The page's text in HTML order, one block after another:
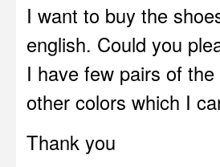
I want to buy the
english. Could you
I have few pairs of
other colors which I
Thank you